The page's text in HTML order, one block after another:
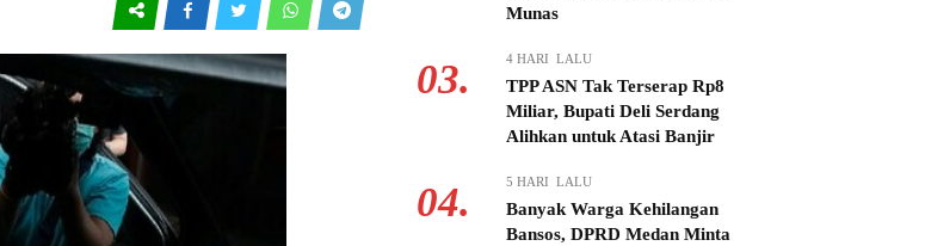
Munas
03. 4 HARI LALU
TPP ASN Tak Terserap Rp8
Miliar, Bupati Deli Serdang
Alihkan untuk Atasi Banjir
04. 5 HARI LALU
Banyak Warga Kehilangan
Bansos, DPRD Medan Minta